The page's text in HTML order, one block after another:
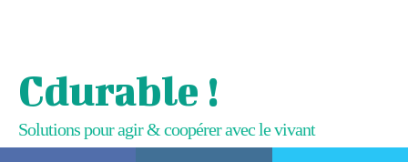
Cdurable !
Solutions pour agir & coopérer avec le vivant